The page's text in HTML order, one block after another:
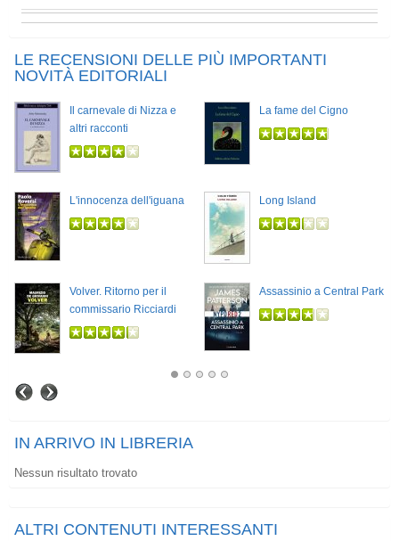
LE RECENSIONI DELLE PIÙ IMPORTANTI
NOVITÀ EDITORIALI
Il carnevale di Nizza e
altri racconti
La fame del Cigno
L'innocenza dell'iguana Long Island
Volver. Ritorno per il
commissario Ricciardi
Assassinio a Central Park
IN ARRIVO IN LIBRERIA
Nessun risultato trovato
ALTRI CONTENUTI INTERESSANTI